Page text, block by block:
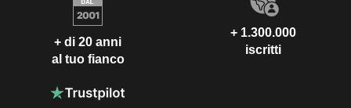
+ di 20 anni
al tuo fianco
+ 1.300.000
iscritti